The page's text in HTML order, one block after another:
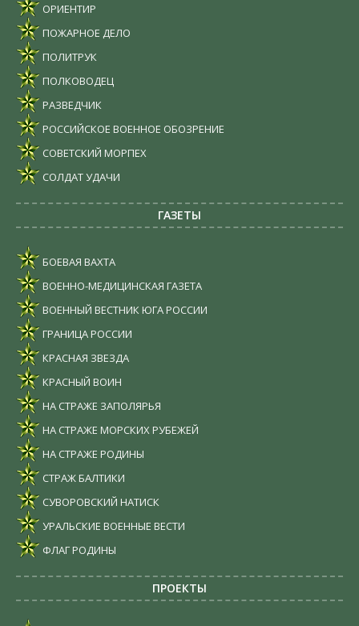
ОРИЕНТИР
ПОЖАРНОЕ ДЕЛО
ПОЛИТРУК
ПОЛКОВОДЕЦ
РАЗВЕДЧИК
РОССИЙСКОЕ ВОЕННОЕ ОБОЗРЕНИЕ
СОВЕТСКИЙ МОРПЕХ
СОЛДАТ УДАЧИ
ГАЗЕТЫ
БОЕВАЯ ВАХТА
ВОЕННО-МЕДИЦИНСКАЯ ГАЗЕТА
ВОЕННЫЙ ВЕСТНИК ЮГА РОССИИ
ГРАНИЦА РОССИИ
КРАСНАЯ ЗВЕЗДА
КРАСНЫЙ ВОИН
НА СТРАЖЕ ЗАПОЛЯРЬЯ
НА СТРАЖЕ МОРСКИХ РУБЕЖЕЙ
НА СТРАЖЕ РОДИНЫ
СТРАЖ БАЛТИКИ
СУВОРОВСКИЙ НАТИСК
УРАЛЬСКИЕ ВОЕННЫЕ ВЕСТИ
ФЛАГ РОДИНЫ
ПРОЕКТЫ